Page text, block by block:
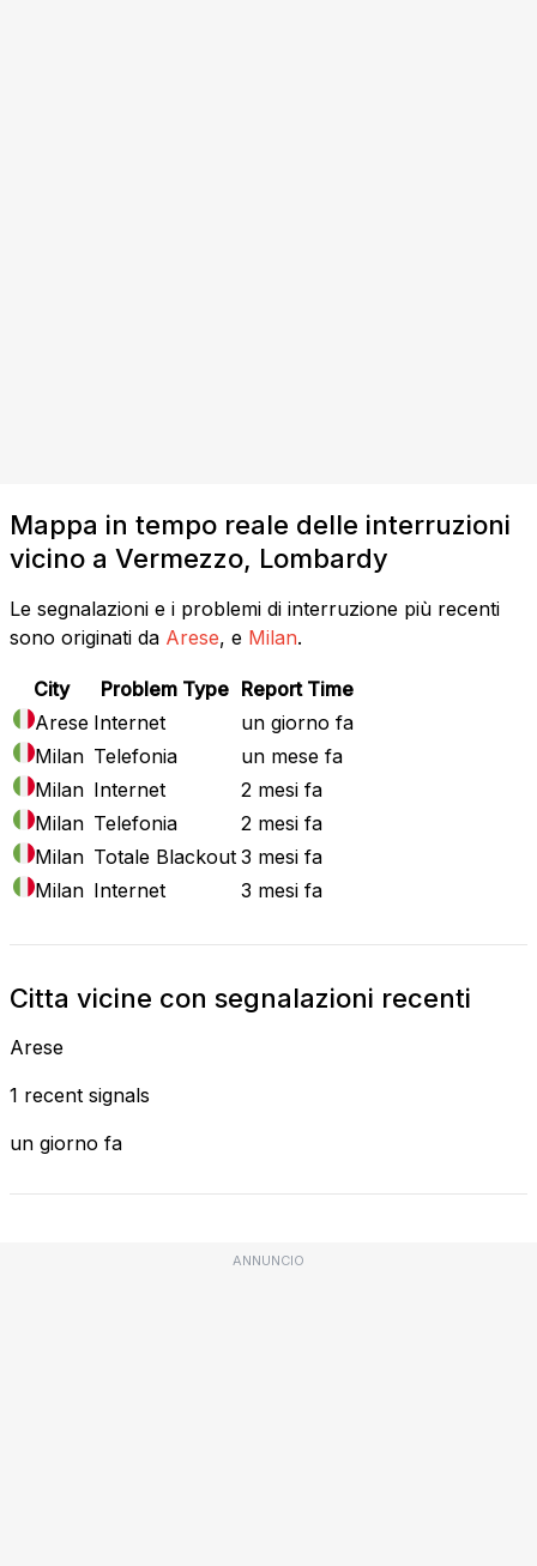
Mappa in tempo reale delle interruzioni
vicino a Vermezzo, Lombardy
Le segnalazioni e i problemi di interruzione più recenti
sono originati da Arese, e Milan.
City Problem Type Report Time
Arese Internet
un giorno fa
Milan Telefonia
un mese fa
Milan Internet
2 mesi fa
Milan Telefonia
2 mesi fa
Milan Totale Blackout 3 mesi fa
Milan Internet 3 mesi fa
Citta vicine con segnalazioni recenti
Arese
1 recent signals
un giorno fa
ANNUNCIO